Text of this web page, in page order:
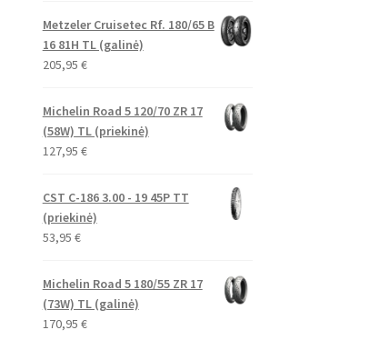
Metzeler Cruisetec Rf. 180/65 B
16 81H TL (galinė)
205,95 €
Michelin Road 5 120/70 ZR 17
(58W) TL (priekinė)
127,95 €
CST C-186 3.00 - 19 45P TT
(priekinė)
53,95 €
Michelin Road 5 180/55 ZR 17
(73W) TL (galinė)
170,95 €